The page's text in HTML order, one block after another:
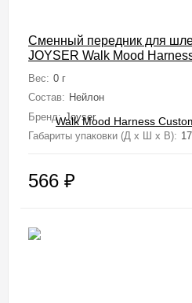
Сменный передник для
JOYSER Walk Mood
Вес: 0 г
Состав: Нейлон
Бренд: Joyser
Габариты упаковки (Д х Ш х В):
566 ₽